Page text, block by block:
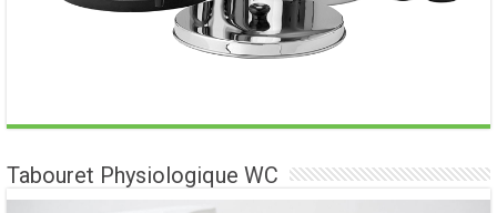
Tabouret Physiologique WC